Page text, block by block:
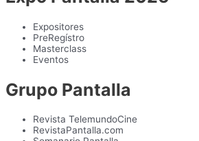
Expositores
PreRegístro
Masterclass
Eventos
Grupo Pantalla
Revista TelemundoCine
RevistaPantalla.com